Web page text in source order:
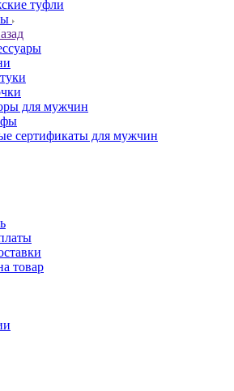
туфли
для мужчин
сертификаты для мужчин
товар